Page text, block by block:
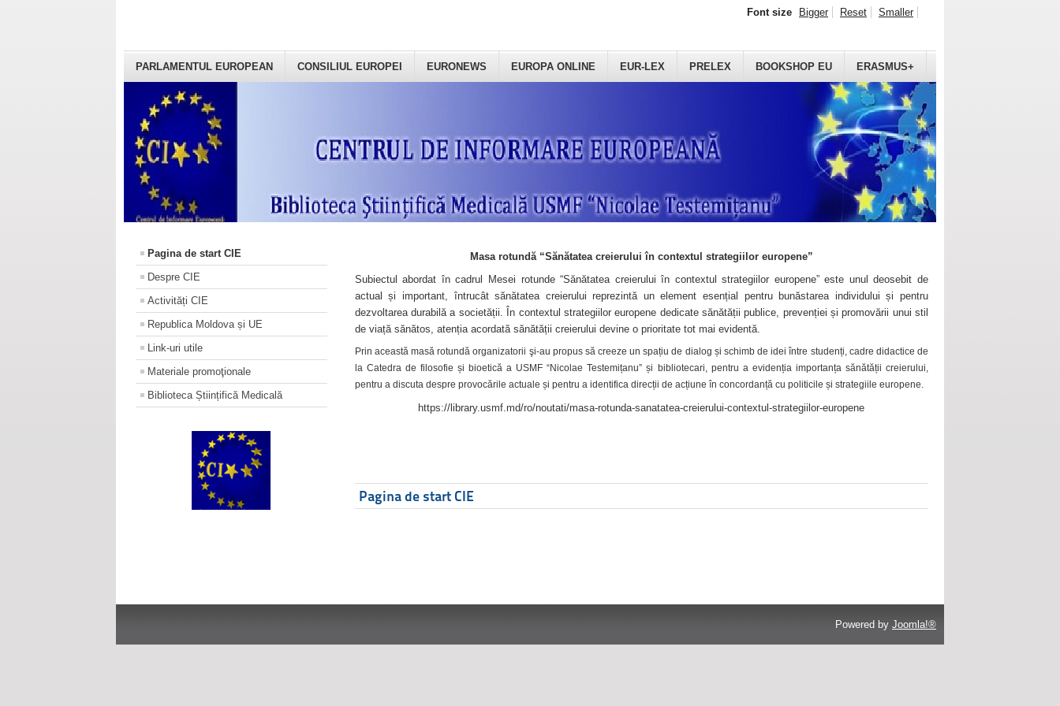
PARLAMENTUL EUROPEAN CONSILIUL EUROPEI EURONEWS EUROPA ONLINE EUR-LEX PRELEX BOOKSHOP EU ERASMUS+
Font size Bigger Reset Smaller
Pagina de start CIE
Despre CIE
Activități CIE
Republica Moldova și UE
Link-uri utile
Materiale promoţionale
Biblioteca Științifică Medicală
Masa rotundă “Sănătatea creierului în contextul strategiilor europene”
Subiectul abordat în cadrul Mesei rotunde “Sănătatea creierului în contextul strategiilor europene” este unul deosebit de
actual și important, întrucât sănătatea creierului reprezintă un element esențial pentru bunăstarea individului și pentru
dezvoltarea durabilă a societății. În contextul strategiilor europene dedicate sănătății publice, prevenției și promovării unui stil
de viață sănătos, atenția acordată sănătății creierului devine o prioritate tot mai evidentă.
Prin această masă rotundă organizatorii şi-au propus să creeze un spațiu de dialog și schimb de idei între studenți, cadre didactice de
la Catedra de filosofie și bioetică a USMF “Nicolae Testemițanu” și bibliotecari, pentru a evidenția importanța sănătății creierului,
pentru a discuta despre provocările actuale și pentru a identifica direcții de acțiune în concordanță cu politicile și strategiile europene.
https://library.usmf.md/ro/noutati/masa-rotunda-sanatatea-creierului-contextul-strategiilor-europene
Pagina de start CIE
Powered by Joomla!®